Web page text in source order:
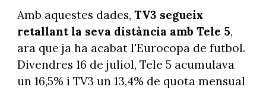
Amb aquestes dades, TV3 segueix
retallant la seva distància amb Tele 5,
ara que ja ha acabat l'Eurocopa de futbol.
Divendres 16 de juliol, Tele 5 acumulava
un 16,5% i TV3 un 13,4% de quota mensual